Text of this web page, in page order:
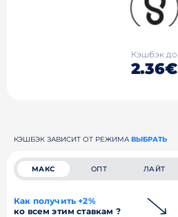
Кэшбэк до
2.36€
КЭШБЭК ЗАВИСИТ ОТ РЕЖИМА ВЫБРАТЬ
МАКС ОПТ ЛАЙТ
Как получить +2%
ко всем этим ставкам ?